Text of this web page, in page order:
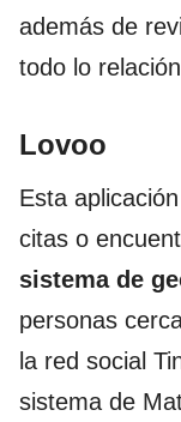
además de
todo lo
Lovoo
Esta
citas o
sistema de
personas
la red social
sistema de